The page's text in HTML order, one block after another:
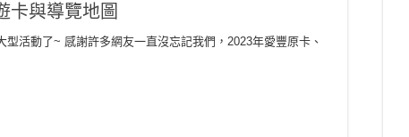
卡與導覽地圖
活動了~ 感謝許多網友一直沒忘記我們，2023年愛豐原卡、